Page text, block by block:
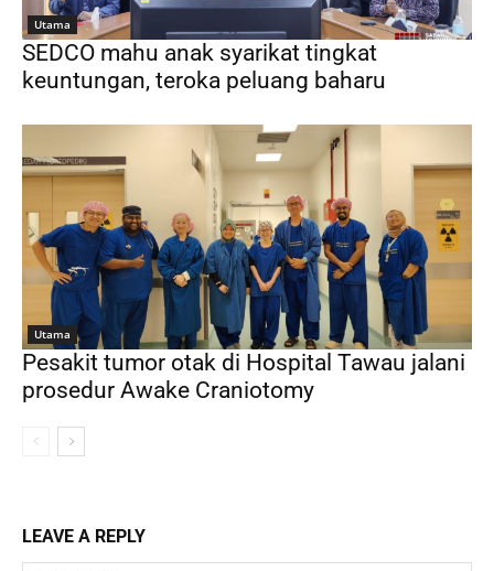
Utama
SEDCO mahu anak syarikat tingkat
keuntungan, teroka peluang baharu
Utama
Pesakit tumor otak di Hospital Tawau jalani
prosedur Awake Craniotomy
LEAVE A REPLY